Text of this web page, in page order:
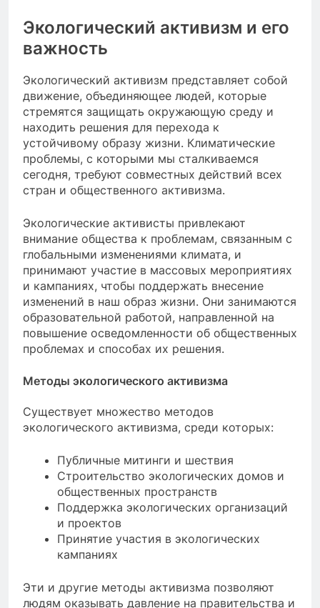
Экологический активизм и его
важность
Экологический активизм представляет собой
движение, объединяющее людей, которые
стремятся защищать окружающую среду и
находить решения для перехода к
устойчивому образу жизни. Климатические
проблемы, с которыми мы сталкиваемся
сегодня, требуют совместных действий всех
стран и общественного активизма.
Экологические активисты привлекают
внимание общества к проблемам, связанным с
глобальными изменениями климата, и
принимают участие в массовых мероприятиях
и кампаниях, чтобы поддержать внесение
изменений в наш образ жизни. Они занимаются
образовательной работой, направленной на
повышение осведомленности об общественных
проблемах и способах их решения.
Методы экологического активизма
Существует множество методов
экологического активизма, среди которых:
Публичные митинги и шествия
Строительство экологических домов и
общественных пространств
Поддержка экологических организаций
и проектов
Принятие участия в экологических
кампаниях
Эти и другие методы активизма позволяют
людям оказывать давление на правительства и